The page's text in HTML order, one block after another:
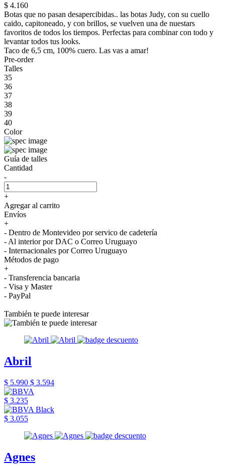
$ 4.160
Botas que no pasan desapercibidas.. las botas Judy, con su cuello
caido, capitoneado, y con brillos, se vuelven una de nuestars
favoritos de todos los tiempos. Perfectas para combinar con todo y
levantar todos tus looks.
Taco de 6,5 cm, 100% cuero. Las vas a amar!
Pre-order
Talles
35
36
37
38
39
40
Color
Guía de talles
Cantidad
-
+
Agregar al carrito
Envíos
+
- Dentro de Montevideo por servico de cadetería
- Al interior por DAC o Correo Uruguayo
- Internacionales por Correo Uruguayo
Métodos de pago
+
- Transferencia bancaria
- Visa y Master
- PayPal
También te puede interesar
Abril
$ 5.990 $ 3.594
$ 3.235
$ 3.055
Agnes